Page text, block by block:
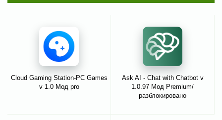
Cloud Gaming Station-PC Games
v 1.0 Мод pro
Ask AI - Chat with Chatbot v
1.0.97 Мод Premium/
разблокировано